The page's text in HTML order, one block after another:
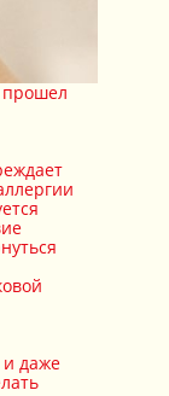
прошел
и даже